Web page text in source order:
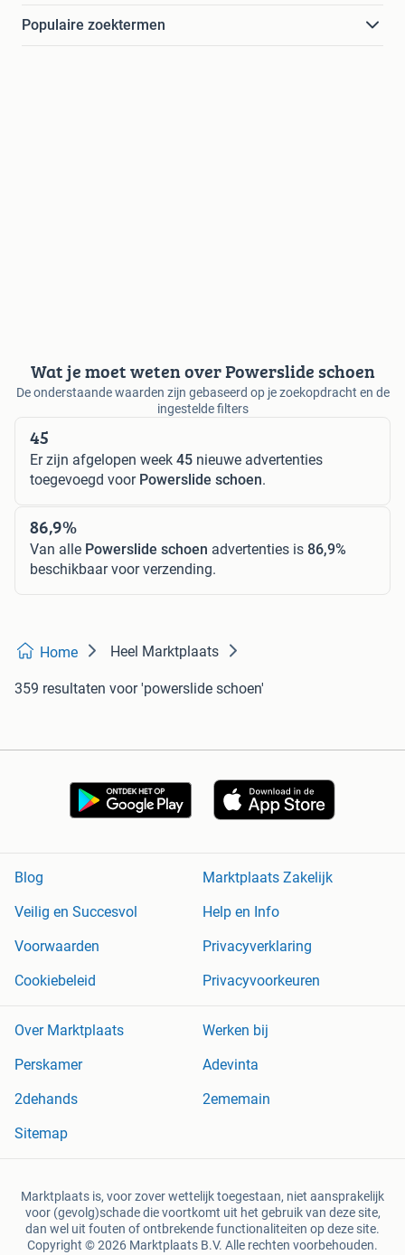
Populaire zoektermen
Wat je moet weten over Powerslide schoen
De onderstaande waarden zijn gebaseerd op je zoekopdracht en de
ingestelde filters
45
Er zijn afgelopen week 45 nieuwe advertenties
toegevoegd voor Powerslide schoen.
86,9%
Van alle Powerslide schoen advertenties is 86,9%
beschikbaar voor verzending.
Home Heel Marktplaats
359 resultaten voor 'powerslide schoen'
Blog
Marktplaats Zakelijk
Veilig en Succesvol
Help en Info
Voorwaarden
Privacyverklaring
Cookiebeleid
Privacyvoorkeuren
Over Marktplaats
Werken bij
Perskamer
Adevinta
2dehands
2ememain
Sitemap
Marktplaats is, voor zover wettelijk toegestaan, niet aansprakelijk
voor (gevolg)schade die voortkomt uit het gebruik van deze site,
dan wel uit fouten of ontbrekende functionaliteiten op deze site.
Copyright © 2026 Marktplaats B.V. Alle rechten voorbehouden.